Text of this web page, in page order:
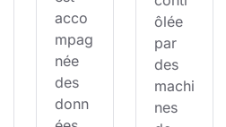
acco
mpag
née
des
donn
ôlée
par
des
machi
nes